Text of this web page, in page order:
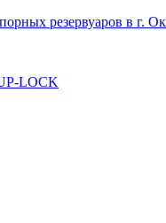
резервуаров в г.
LOCK